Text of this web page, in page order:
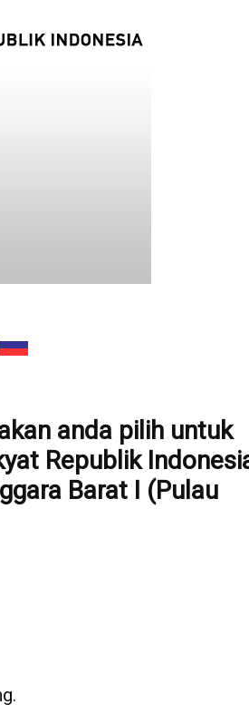
anda pilih untuk
Republik
Barat I (Pulau